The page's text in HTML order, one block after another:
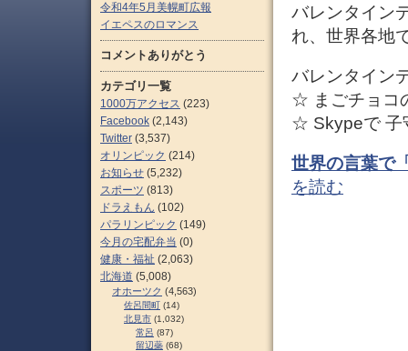
バレンタイン
れ、世界各地
バレンタイン
☆ まごチョコ
☆ Skypeで 子
世界の言葉で
を読む
令和4年5月美幌町広報
イエペスのロマンス
コメントありがとう
カテゴリ一覧
1000万アクセス (223)
Facebook (2,143)
Twitter (3,537)
オリンピック (214)
お知らせ (5,232)
スポーツ (813)
ドラえもん (102)
パラリンピック (149)
今月の宅配弁当 (0)
健康・福祉 (2,063)
北海道 (5,008)
オホーツク (4,563)
佐呂間町 (14)
北見市 (1,032)
常呂 (87)
留辺蘂 (68)